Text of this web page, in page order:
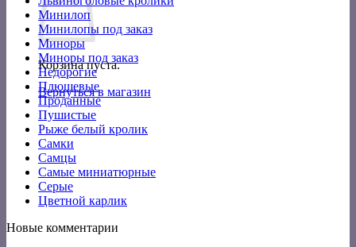
Корзина пуста.
Вернуться в магазин
Минилоп
Минилопы под заказ
Миноры
Миноры под заказ
Недорогие
Плюшевые
Проданные
Пушистые
Рыже белый кролик
Самки
Самцы
Самые миниатюрные
Серые
Цветной карлик
Новые комментарии